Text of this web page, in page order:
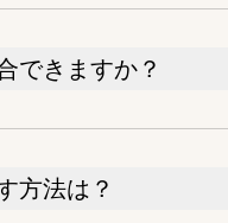
できますか？
方法は？